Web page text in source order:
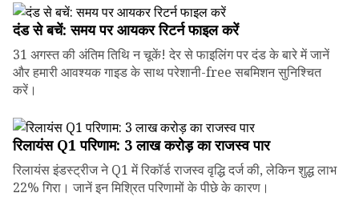
दंड से बचें: समय पर आयकर रिटर्न फाइल करें
31 अगस्त की अंतिम तिथि न चूकें! देर से फाइलिंग पर दंड के बारे में जानें
और हमारी आवश्यक गाइड के साथ परेशानी-free सबमिशन सुनिश्चित
करें।
रिलायंस Q1 परिणाम: ₹3 लाख करोड़ का राजस्व पार
रिलायंस इंडस्ट्रीज ने Q1 में रिकॉर्ड राजस्व वृद्धि दर्ज की, लेकिन शुद्ध लाभ
22% गिरा। जानें इन मिश्रित परिणामों के पीछे के कारण।